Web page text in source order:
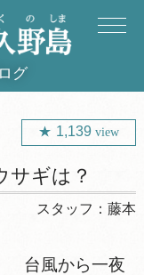
グ
1,139view
サギは？
スタッフ：藤本
台風から一夜